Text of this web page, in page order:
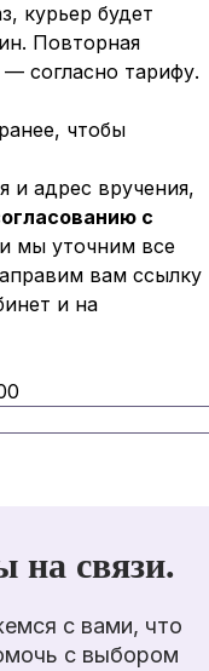
курьер будет
Повторная
согласно тарифу.
чтобы
и адрес вручения,
с
мы уточним все
вам ссылку
и на
на связи.
с вами, что
с выбором